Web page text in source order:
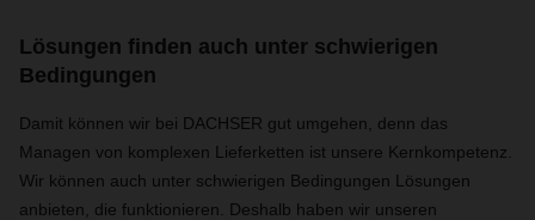
Lösungen finden auch unter schwierigen
Bedingungen
Damit können wir bei DACHSER gut umgehen, denn das
Managen von komplexen Lieferketten ist unsere Kernkompetenz.
Wir können auch unter schwierigen Bedingungen Lösungen
anbieten, die funktionieren. Deshalb haben wir unseren